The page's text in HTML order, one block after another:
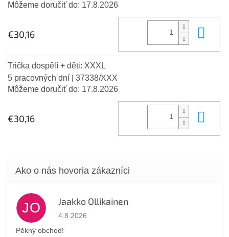
Môžeme doručiť do: 17.8.2026
€30,16
Trička dospělí + děti: XXXL
5 pracovných dní
| 37338/XXX
Môžeme doručiť do: 17.8.2026
€30,16
JO Jaakko Ollikainen
Hodnotenie obchodu je 5 z 5 hviezdičiek.
4.8.2026
Pěkný obchod!